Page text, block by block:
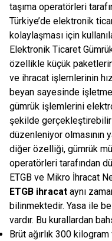
taşıma operatörleri
Türkiye’de elektronik
kolaylaşması için
Elektronik Ticaret
özellikle küçük
ve ihracat işlemlerinin
beyan sayesinde
gümrük işlemlerini
şekilde
düzenleniyor olmasının
diğer özelliği, gümrük
operatörleri tarafından
ETGB ve Mikro İhracat
ETGB ihracat aynı
bilinmektedir. Yasa ile
vardır. Bu kurallardan
Brüt ağırlık 300